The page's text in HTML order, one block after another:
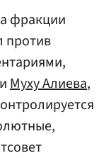
фракции
против
Муху Алиева,